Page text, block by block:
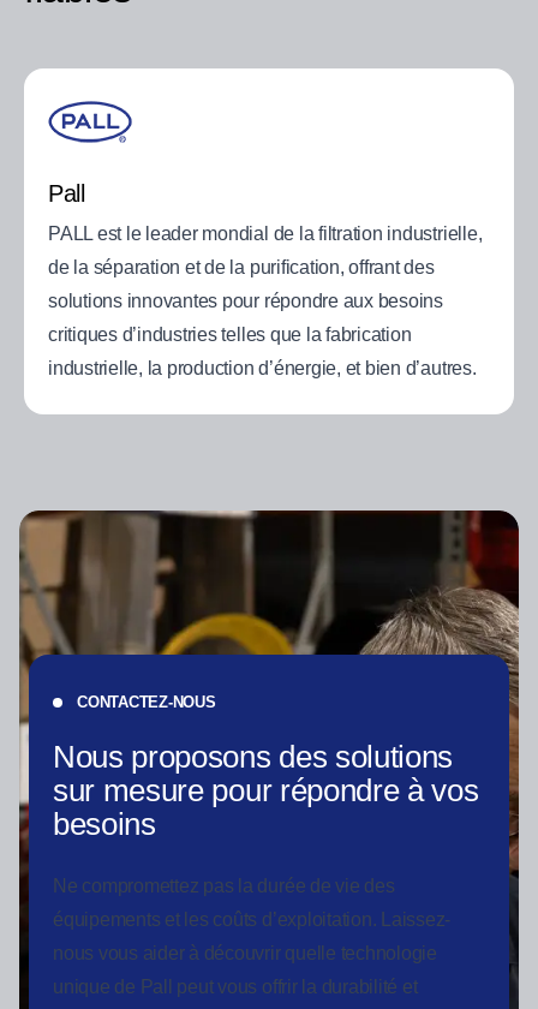
Pall
PALL est le leader mondial de la filtration industrielle,
de la séparation et de la purification, offrant des
solutions innovantes pour répondre aux besoins
critiques d’industries telles que la fabrication
industrielle, la production d’énergie, et bien d’autres.
CONTACTEZ-NOUS
Nous proposons des solutions
sur mesure pour répondre à vos
besoins
Ne compromettez pas la durée de vie des
équipements et les coûts d’exploitation. Laissez-
nous vous aider à découvrir quelle technologie
unique de Pall peut vous offrir la durabilité et